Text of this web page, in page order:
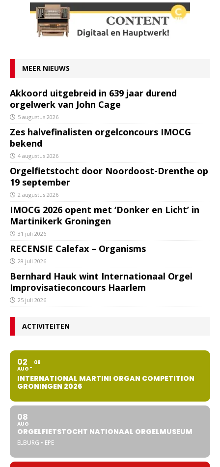
MEER NIEUWS
Akkoord uitgebreid in 639 jaar durend
orgelwerk van John Cage
5 augustus 2026
Zes halvefinalisten orgelconcours IMOCG
bekend
4 augustus 2026
Orgelfietstocht door Noordoost-Drenthe op
19 september
2 augustus 2026
IMOCG 2026 opent met ‘Donker en Licht’ in
Martinikerk Groningen
31 juli 2026
RECENSIE Calefax – Organisms
28 juli 2026
Bernhard Hauk wint Internationaal Orgel
Improvisatieconcours Haarlem
25 juli 2026
ACTIVITEITEN
02
AUG
08
INTERNATIONAL MARTINI ORGAN COMPETITION
GRONINGEN 2026
08
AUG
ORGELFIETSTOCHT NATIONAAL ORGELMUSEUM
ELBURG • EPE